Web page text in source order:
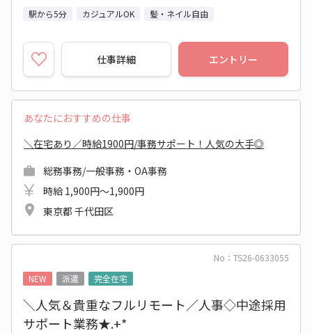
駅から5分 カジュアルOK 髪・ネイル自由
仕事詳細 エントリー
あなたにおすすめの仕事
＼在宅あり／時給1900円/事務サポート！人気の大手◎
総務事務/一般事務・OA事務
時給 1,900円～1,900円
東京都 千代田区
No：TS26-0633055
NEW
派遣 完全在宅
＼人気＆貴重なフルリモート／人事◇中途採用
サポート業務★.+*